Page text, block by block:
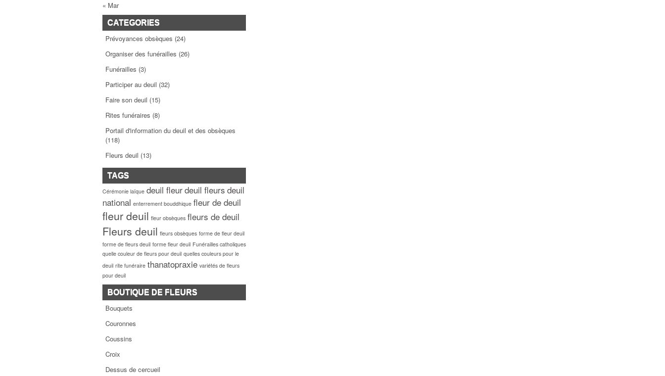
« Mar
CATEGORIES
Prévoyances obsèques (24)
Organiser des funérailles (26)
Funérailles (3)
Participer au deuil (32)
Faire son deuil (15)
Rites funéraires (8)
Portail d'information du deuil et des obsèques
(118)
Fleurs deuil (13)
TAGS
Cérémonie laïque deuil fleurdeuil fleurs deuil
national enterrement bouddhique fleur de deuil
fleur deuil fleur obsèques fleurs de deuil
Fleurs deuil fleurs obsèques forme de fleur deuil
forme de fleurs deuil forme fleur deuil Funérailles catholiques
quelle couleur de fleurs pour deuil quelles couleurs pour le
deuil rite funéraire thanatopraxie variétés de fleurs
pour deuil
BOUTIQUE DE FLEURS
Bouquets
Couronnes
Coussins
Croix
Dessus de cercueil